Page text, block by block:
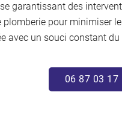
garantissant des
pour minimiser
avec un souci constant
06 87 03 17